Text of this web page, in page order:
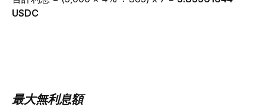
USDC
最大無利息額